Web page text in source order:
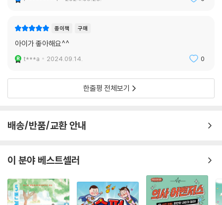
종이책 구매
아이가 좋아해요^^
t***a 2024.09.14. 0
한줄평 전체보기
배송/반품/교환 안내
이 분야 베스트셀러